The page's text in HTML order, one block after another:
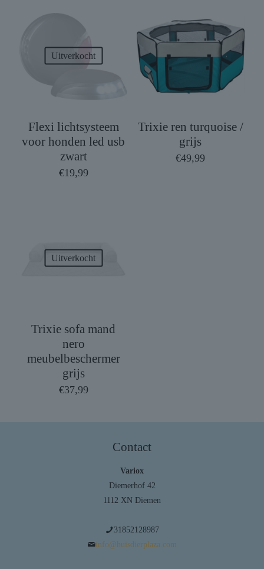
Uitverkocht
Flexi lichtsysteem
voor honden led usb
zwart
€19,99
Trixie ren turquoise /
grijs
€49,99
Uitverkocht
Trixie sofa mand
nero
meubelbeschermer
grijs
€37,99
Contact
Variox
Diemerhof 42
1112 XN Diemen
31852128987
info@huisdierplaza.com